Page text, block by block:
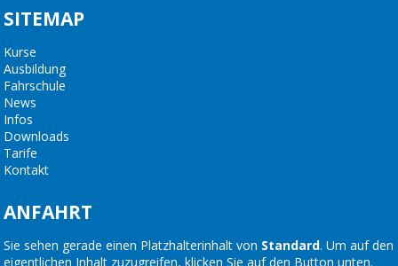
SITEMAP
Kurse
Ausbildung
Fahrschule
News
Infos
Downloads
Tarife
Kontakt
ANFAHRT
Sie sehen gerade einen Platzhalterinhalt von Standard. Um auf den
eigentlichen Inhalt zuzugreifen, klicken Sie auf den Button unten.